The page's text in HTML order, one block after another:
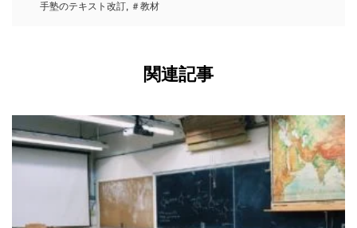
手塾のテキスト改訂
＃教材
関連記事